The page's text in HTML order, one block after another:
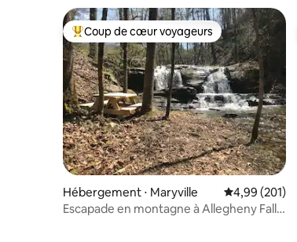
Coups de cœur voyageurs les plus
Coup de cœur voyageurs
Hébergement ⋅ Maryville Évaluation
4,99 (201)
Escapade en montagne à Allegheny Falls